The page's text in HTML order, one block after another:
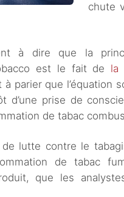
chute
à dire que la
est le fait de la
parier que l’équation
d’une prise de
de tabac
lutte contre le
de tabac
que les